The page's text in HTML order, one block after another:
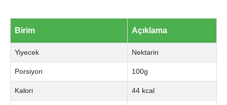
Birim Açıklama
Yiyecek Nektarin
Porsiyon 100g
Kalori 44 kcal